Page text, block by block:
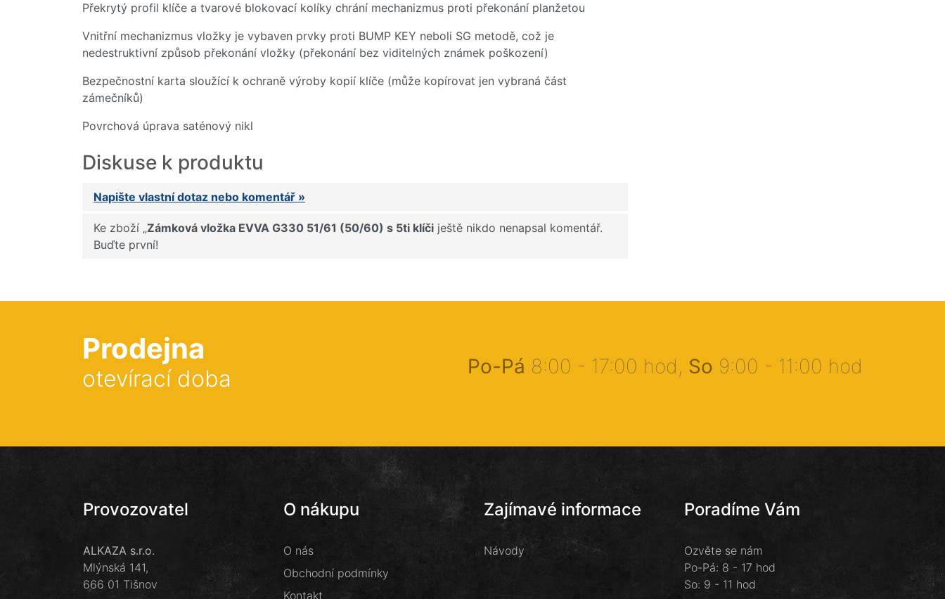
Překrytý profil klíče a tvarové blokovací kolíky chrání mechanizmus proti překonání planžetou
Vnitřní mechanizmus vložky je vybaven prvky proti BUMP KEY neboli SG metodě, což je
nedestruktivní způsob překonání vložky (překonání bez viditelných známek poškození)
Bezpečnostní karta sloužící k ochraně výroby kopií klíče (může kopírovat jen vybraná část
zámečníků)
Povrchová úprava saténový nikl
Diskuse k produktu
Napište vlastní dotaz nebo komentář »
Ke zboží „Zámková vložka EVVA G330 51/61 (50/60) s 5ti klíči ještě nikdo nenapsal komentář.
Buďte první!
Prodejna
otevírací doba Po-Pá 8:00 - 17:00 hod, So 9:00 - 11:00 hod
Provozovatel
ALKAZA s.r.o.
Mlýnská 141,
666 01 Tišnov
O nákupu
O nás
Obchodní podmínky
Kontakt
Zajímavé informace
Návody
Poradíme Vám
Ozvěte se nám
Po-Pá: 8 - 17 hod
So: 9 - 11 hod